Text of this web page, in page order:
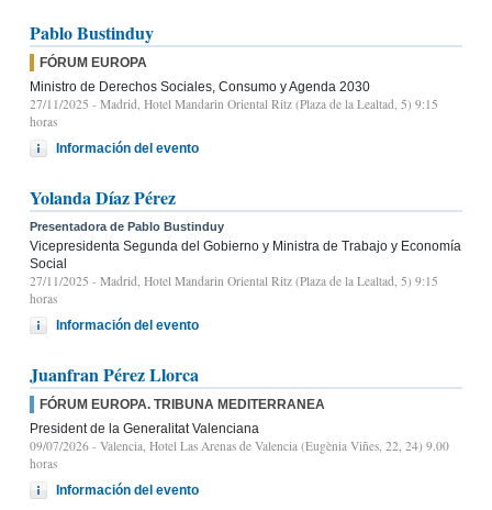
Pablo Bustinduy
FÓRUM EUROPA
Ministro de Derechos Sociales, Consumo y Agenda 2030
27/11/2025 - Madrid, Hotel Mandarin Oriental Ritz (Plaza de la Lealtad, 5) 9:15
horas
Información del evento
Yolanda Díaz Pérez
Presentadora de Pablo Bustinduy
Vicepresidenta Segunda del Gobierno y Ministra de Trabajo y Economía
Social
27/11/2025 - Madrid, Hotel Mandarin Oriental Ritz (Plaza de la Lealtad, 5) 9:15
horas
Información del evento
Juanfran Pérez Llorca
FÓRUM EUROPA. TRIBUNA MEDITERRANEA
President de la Generalitat Valenciana
09/07/2026 - Valencia, Hotel Las Arenas de Valencia (Eugènia Viñes, 22, 24) 9.00
horas
Información del evento